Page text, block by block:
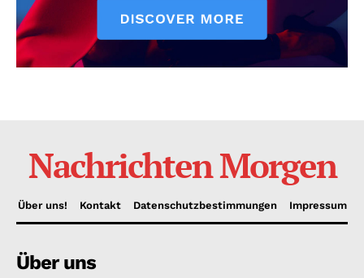
Nachrichten Morgen
Über uns! Kontakt Datenschutzbestimmungen Impressum
Über uns